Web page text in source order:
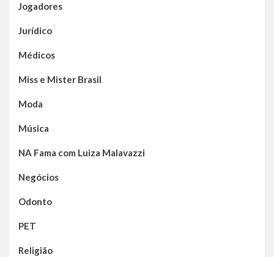
Jogadores
Jurídico
Médicos
Miss e Mister Brasil
Moda
Música
NA Fama com Luiza Malavazzi
Negócios
Odonto
PET
Religião